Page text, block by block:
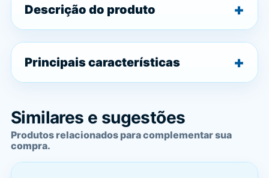
Descrição do produto
Principais características
Similares e sugestões
Produtos relacionados para complementar sua
compra.